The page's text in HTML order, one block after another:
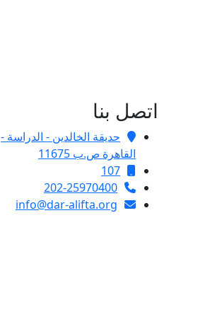
اتصل بنا
حديقة الخالدين - الدراسة -
القاهرة ص.ب 11675
107
202-25970400
info@dar-alifta.org